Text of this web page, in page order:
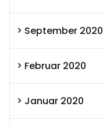
September 2020
Februar 2020
Januar 2020